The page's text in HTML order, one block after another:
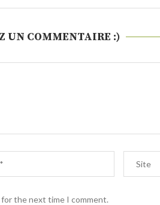
UN COMMENTAIRE :)
for the next time I comment.